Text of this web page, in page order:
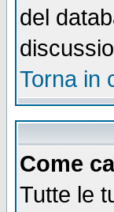
del
Torna in
Come
Tutte le